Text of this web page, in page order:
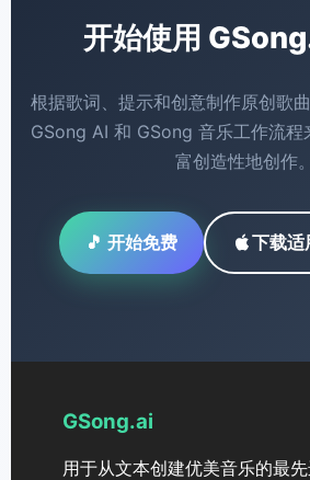
开始使用
根据歌词、提示和创意制作原创歌
GSong AI 和 GSong 音乐工作流程
富创造性地创作。
🎵 开始免费 下载
GSong.ai
用于从文本创建优美音乐的最